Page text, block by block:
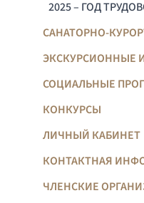
2025 – ГОД
САНАТОРНО-
ЭКСКУРСИОННЫЕ
СОЦИАЛЬНЫЕ
КОНКУРСЫ
ЛИЧНЫЙ КАБИНЕТ
КОНТАКТНАЯ
ЧЛЕНСКИЕ